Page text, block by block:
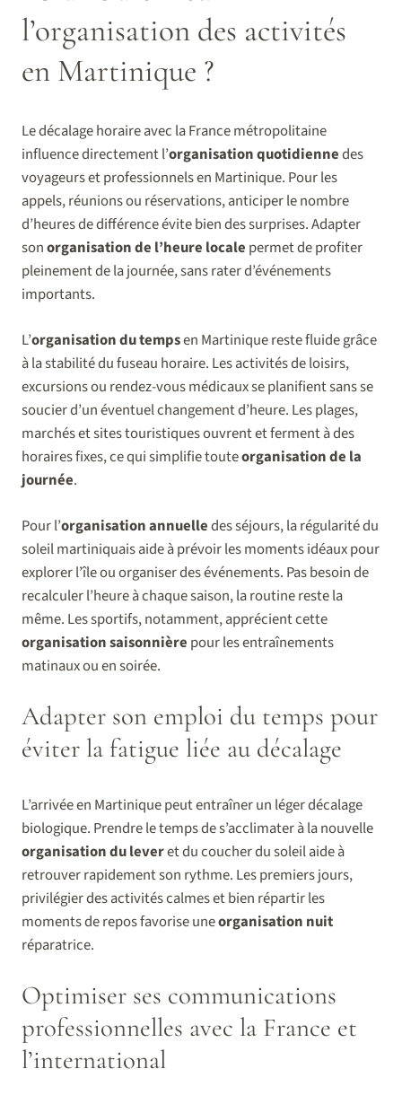
l’organisation des activités
en Martinique ?
Le décalage horaire avec la France métropolitaine
influence directement l’organisation quotidiennedes
voyageurs et professionnels en Martinique. Pour les
appels, réunions ou réservations, anticiper le nombre
d’heures de différence évite bien des surprises. Adapter
sonorganisation de l’heure locale permet de profiter
pleinement de la journée, sans rater d’événements
importants.
L’organisation du tempsen Martinique reste fluide grâce
à la stabilité du fuseau horaire. Les activités de loisirs,
excursions ou rendez-vous médicaux se planifient sans se
soucier d’un éventuel changement d’heure. Les plages,
marchés et sites touristiques ouvrent et ferment à des
horaires fixes, ce qui simplifie touteorganisation de la
journée.
Pour l’organisation annuelledes séjours, la régularité du
soleil martiniquais aide à prévoir les moments idéaux pour
explorer l’île ou organiser des événements. Pas besoin de
recalculer l’heure à chaque saison, la routine reste la
même. Les sportifs, notamment, apprécient cette
organisation saisonnière pour les entraînements
matinaux ou en soirée.
Adapter son emploi du temps pour
éviter la fatigue liée au décalage
L’arrivée en Martinique peut entraîner un léger décalage
biologique. Prendre le temps de s’acclimater à la nouvelle
organisation du leveret du coucher du soleil aide à
retrouver rapidement son rythme. Les premiers jours,
privilégier des activités calmes et bien répartir les
moments de repos favorise uneorganisation nuit
réparatrice.
Optimiser ses communications
professionnelles avec la France et
l’international